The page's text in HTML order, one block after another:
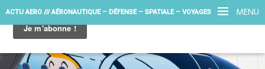
MENU
ACTU AERO /// AÉRONAUTIQUE – DÉFENSE – SPATIALE – VOYAGES